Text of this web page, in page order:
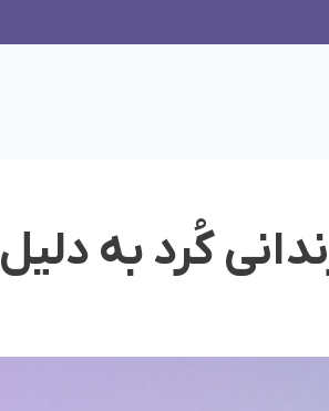
کُرد به دلیل